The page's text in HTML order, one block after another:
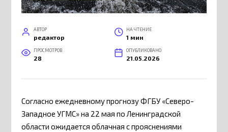
АВТОР
редактор
НА ЧТЕНИЕ
1 мин
ПРОСМОТРОВ
28
ОПУБЛИКОВАНО
21.05.2026
Согласно ежедневному прогнозу ФГБУ «Северо-
Западное УГМС» на 22 мая по Ленинградской
области ожидается облачная с прояснениями